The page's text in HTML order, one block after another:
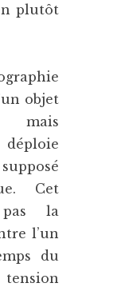
plutôt
objet
mais
déploie
Cet
pas la
l’un
du